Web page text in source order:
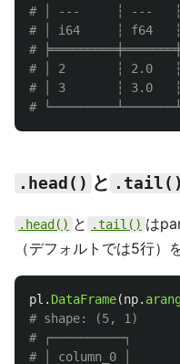
# │ ---     ┆ ---
# │ i64     ┆ f64
#
# │ 2       ┆ 2.0   ┆
# │ 3       ┆ 3.0   ┆
.head() と .tail()
.head() と .tail() は
（デフォルトでは5行）
pl . DataFrame(np.
# shape: (5, 1)
# ┌──────────┐
# │ column_0 │